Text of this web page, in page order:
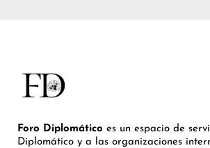
Foro Diplomático es un espacio de
Diplomático y a las organizaciones